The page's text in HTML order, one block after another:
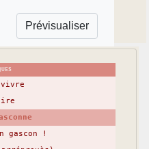
gascon !